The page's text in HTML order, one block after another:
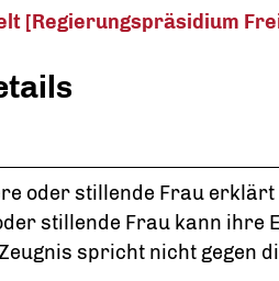
[Regierungspräsidium
oder stillende Frau
stillende Frau kann ihre
spricht nicht gegen